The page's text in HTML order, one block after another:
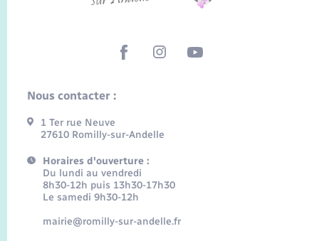
Nous contacter :
1 Ter rue Neuve
27610 Romilly-sur-Andelle
Horaires d'ouverture :
Du lundi au vendredi
8h30-12h puis 13h30-17h30
Le samedi 9h30-12h
mairie@romilly-sur-andelle.fr